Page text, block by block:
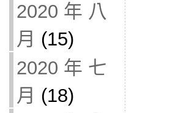
2020 年 八
月 (15)
2020 年 七
月 (18)